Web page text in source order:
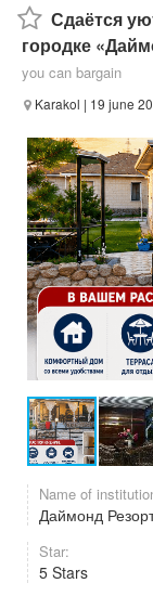
Сдаётся
городке
you can bargain
Karakol | 19 june
Name of
Даймонд
Star:
5 Stars